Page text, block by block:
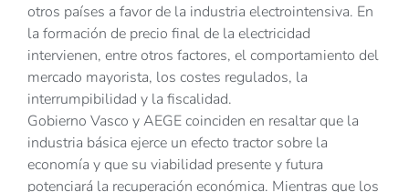
otros países a favor de la industria electrointensiva. En
la formación de precio final de la electricidad
intervienen, entre otros factores, el comportamiento del
mercado mayorista, los costes regulados, la
interrumpibilidad y la fiscalidad.
Gobierno Vasco y AEGE coinciden en resaltar que la
industria básica ejerce un efecto tractor sobre la
economía y que su viabilidad presente y futura
potenciará la recuperación económica. Mientras que los